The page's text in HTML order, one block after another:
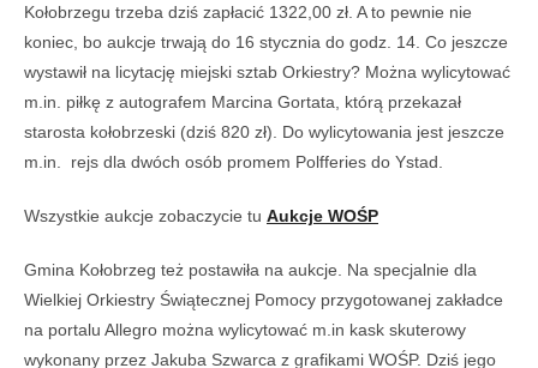
Kołobrzegu trzeba dziś zapłacić 1322,00 zł. A to pewnie nie
koniec, bo aukcje trwają do 16 stycznia do godz. 14. Co jeszcze
wystawił na licytację miejski sztab Orkiestry? Można wylicytować
m.in. piłkę z autografem Marcina Gortata, którą przekazał
starosta kołobrzeski (dziś 820 zł). Do wylicytowania jest jeszcze
m.in. rejs dla dwóch osób promem Polfferies do Ystad.
Wszystkie aukcje zobaczycie tu Aukcje WOŚP
Gmina Kołobrzeg też postawiła na aukcje. Na specjalnie dla
Wielkiej Orkiestry Świątecznej Pomocy przygotowanej zakładce
na portalu Allegro można wylicytować m.in kask skuterowy
wykonany przez Jakuba Szwarca z grafikami WOŚP. Dziś jego